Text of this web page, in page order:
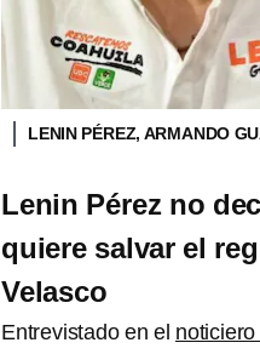
LENIN PÉREZ, ARMANDO
Lenin Pérez no
quiere salvar el
Velasco
Entrevistado en el